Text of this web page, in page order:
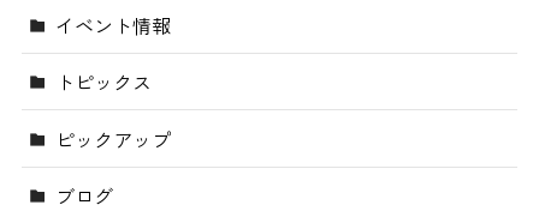
イベント情報
トピックス
ピックアップ
ブログ